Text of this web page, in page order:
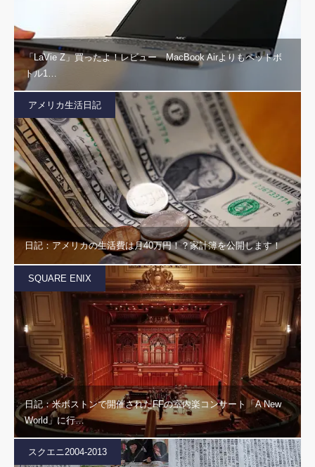
「LaVie Z」買ったよ！レビュー MacBook Airよりもペットボ
トル1…
アメリカ生活日記
日記：アメリカの生活費は月40万円！？家計簿を公開します！
SQUARE ENIX
日記：米ボストンで開催されたFFの室内楽コンサート「A New
World」に行…
スクエニ2004-2013